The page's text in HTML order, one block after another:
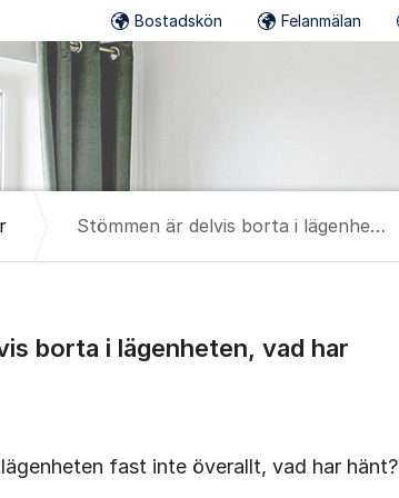
Bostadskön Felanmälan
Stömmen är delvis borta i lägenheten, vad har hänt?
borta i lägenheten, vad har
fast inte överallt, vad har hänt?